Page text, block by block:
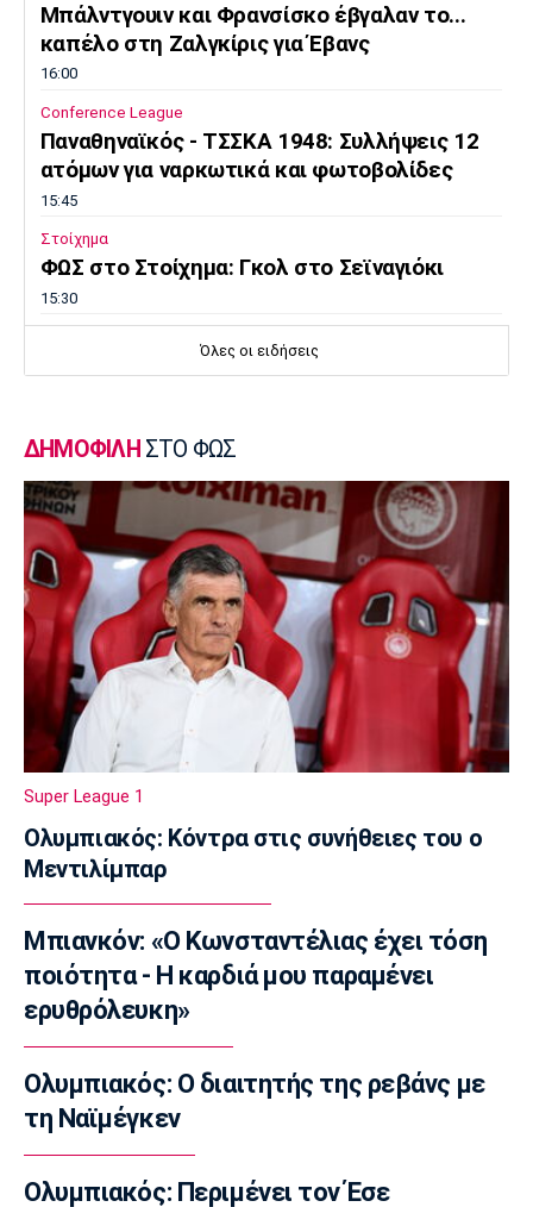
Μπάλντγουιν και Φρανσίσκο έβγαλαν το...
καπέλο στη Ζαλγκίρις για Έβανς
16:00
Conference League
Παναθηναϊκός - ΤΣΣΚΑ 1948: Συλλήψεις 12
ατόμων για ναρκωτικά και φωτοβολίδες
15:45
Στοίχημα
ΦΩΣ στο Στοίχημα: Γκολ στο Σεϊναγιόκι
15:30
Ανοιχτή Θάλασσα: Εξαιρετική εμφάνιση και
Μπάσκετ Ελλάδα
Γιατί ο Ολυμπιακός δεν ανησυχεί από την
απόφαση του Ελεγκτικού Συνεδρίου
15:00
Champions League
Ολυμπιακός: Μέχρι τη Δευτέρα διαθέσιμα τα
εισιτήρια με Ναϊμέγκεν
14:50
Ποδόσφαιρο - Ελλάδα
Σούπερ Καπ: Ολοταχώς για sold out το ΑΕΚ-
ΟΦΗ
14:40
Εθνικές Μπάσκετ
Εθνική Νεανίδων: Το μεγάλο βήμα περνά από
τη Λιθουανία
14:30
Super League 1
Στον Παναιτωλικό και ο Μούσα Ντζενεπό
14:20
Τάις: «Ενθουσιασμένος που πάω στη
Μακάμπι»
14:10
Μπάσκετ Ελλάδα
Όλες οι ειδήσεις
ΔΗΜΟΦΙΛΗ ΣΤΟ ΦΩΣ
Super League 1
Ολυμπιακός: Κόντρα στις συνήθειες του ο
Μεντιλίμπαρ
Μπιανκόν: «Ο Κωνσταντέλιας έχει τόση
ποιότητα - Η καρδιά μου παραμένει
ερυθρόλευκη»
Ολυμπιακός: Ο διαιτητής της ρεβάνς με
τη Ναϊμέγκεν
Ολυμπιακός: Περιμένει τον Έσε